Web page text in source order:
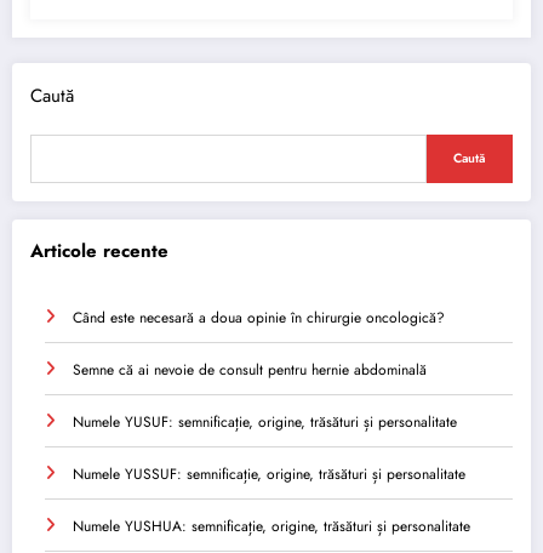
Caută
Caută
Articole recente
Când este necesară a doua opinie în chirurgie oncologică?
Semne că ai nevoie de consult pentru hernie abdominală
Numele YUSUF: semnificație, origine, trăsături și personalitate
Numele YUSSUF: semnificație, origine, trăsături și personalitate
Numele YUSHUA: semnificație, origine, trăsături și personalitate